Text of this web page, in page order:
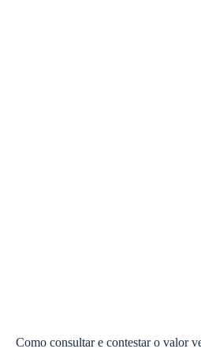
Como consultar e contestar o valor